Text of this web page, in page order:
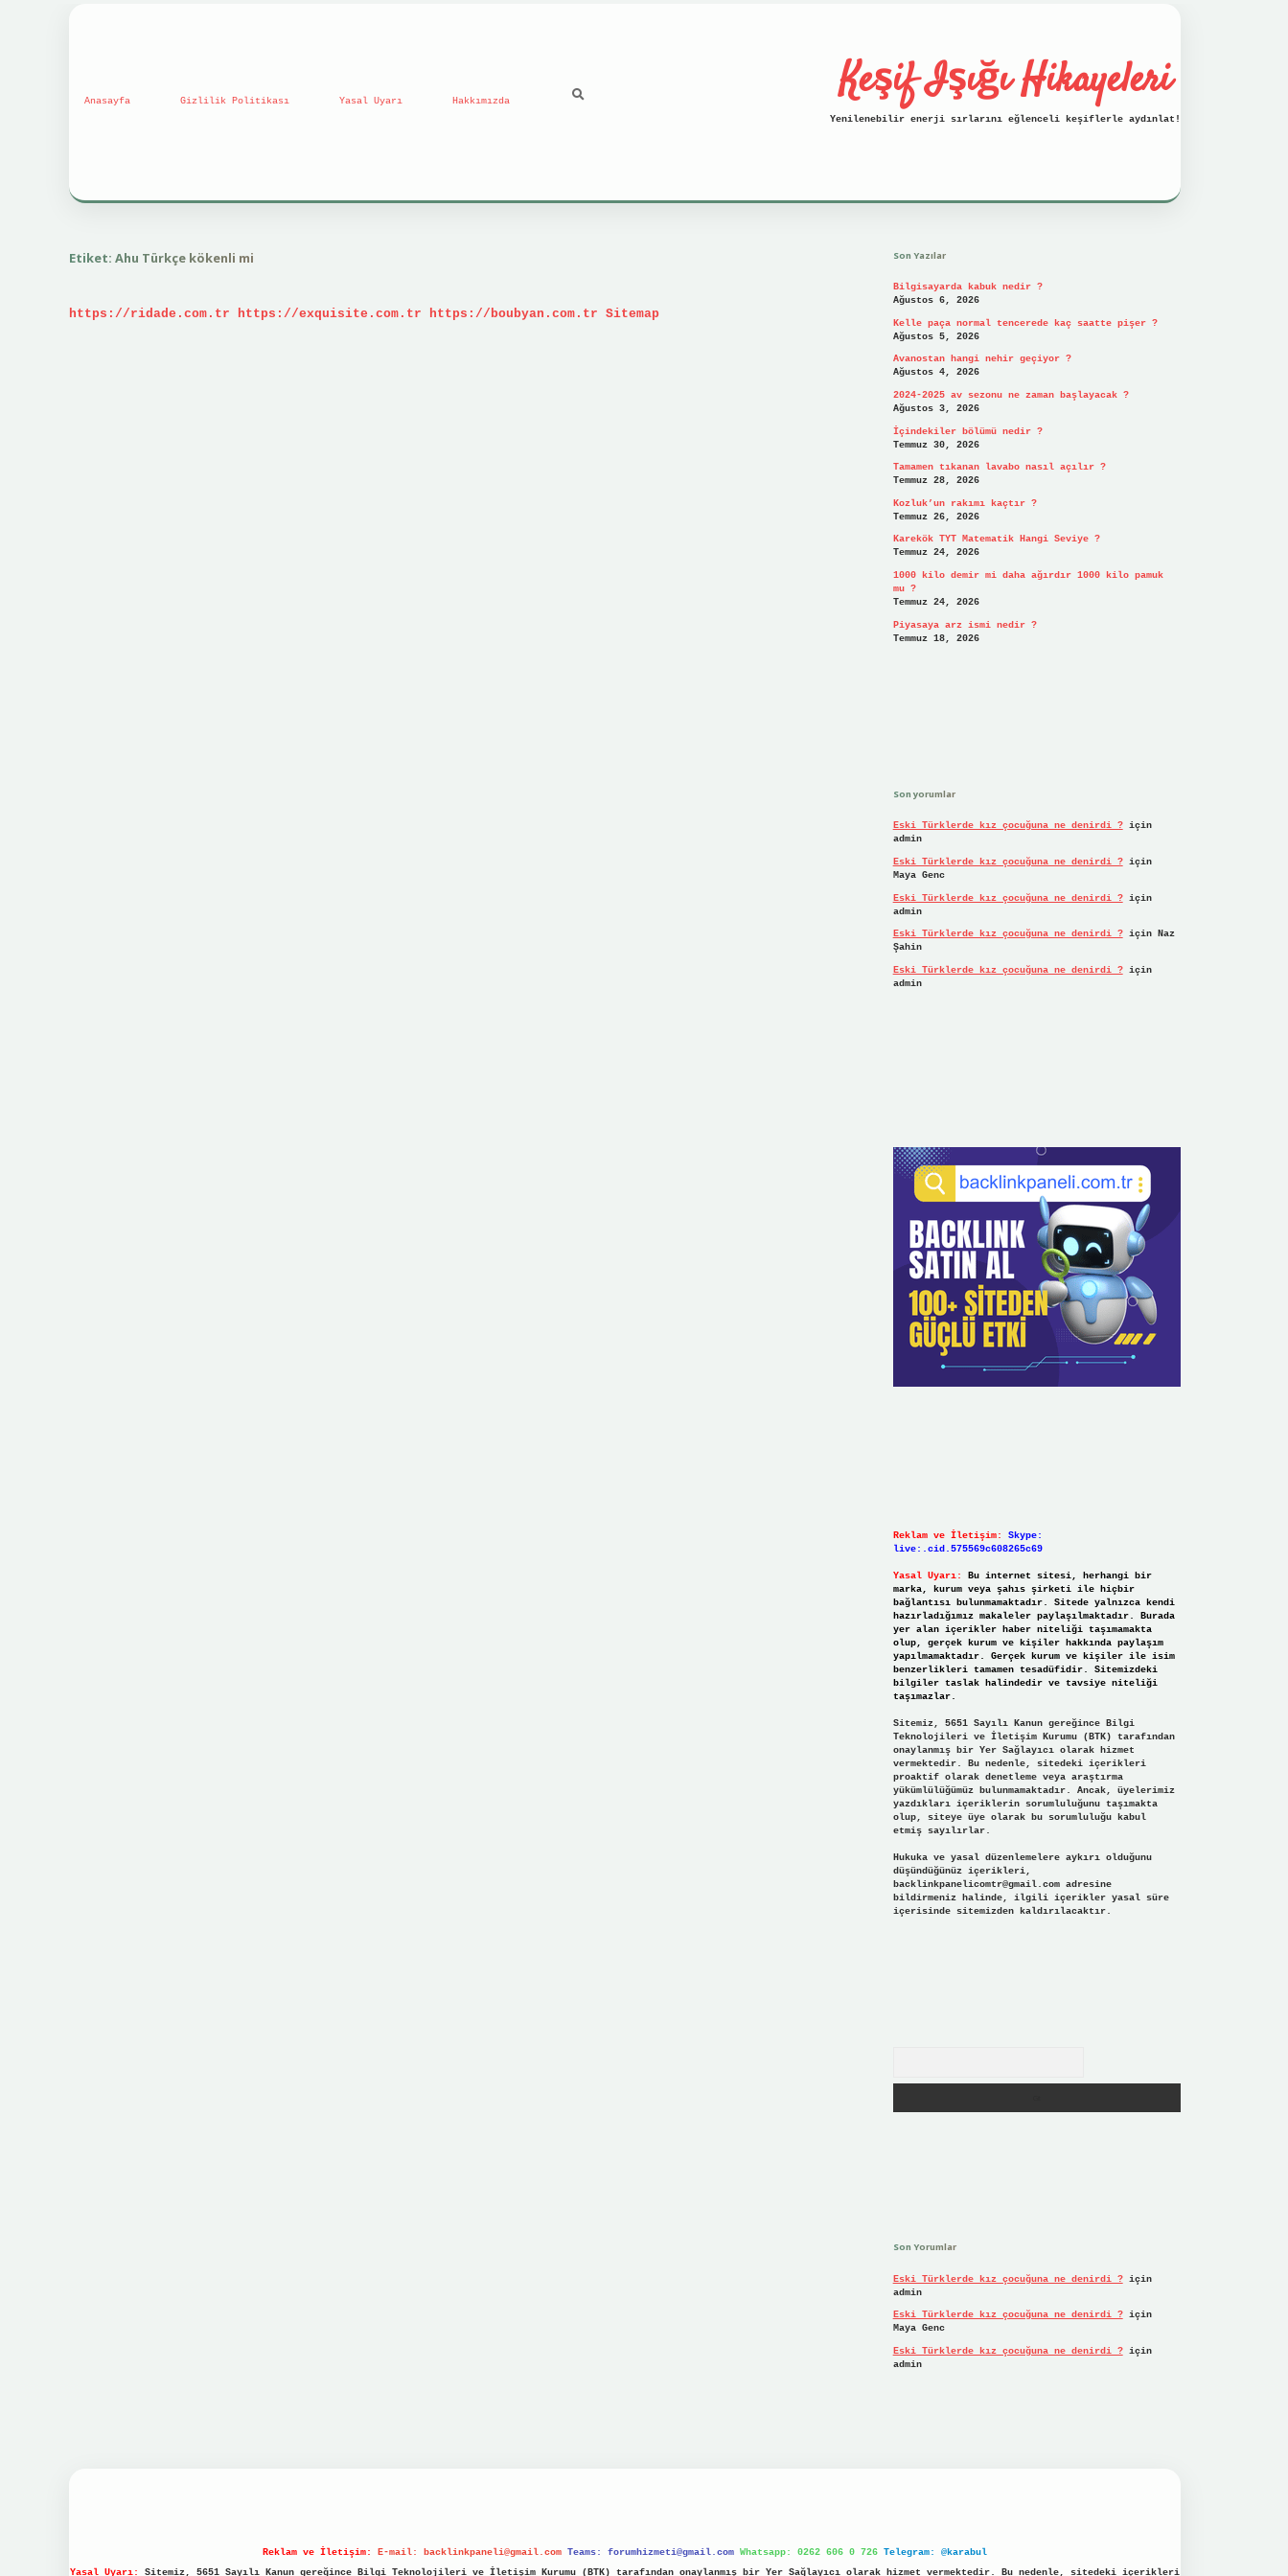
Anasayfa Gizlilik Politikası Yasal Uyarı Hakkımızda Keşif Işığı Hikayeleri
Yenilenebilir enerji sırlarını eğlenceli keşiflerle aydınlat!
Etiket: Ahu Türkçe kökenli mi
https://ridade.com.tr https://exquisite.com.tr https://boubyan.com.tr Sitemap
Son Yazılar
Bilgisayarda kabuk nedir ?
Ağustos 6, 2026
Kelle paça normal tencerede kaç saatte pişer ?
Ağustos 5, 2026
Avanostan hangi nehir geçiyor ?
Ağustos 4, 2026
2024-2025 av sezonu ne zaman başlayacak ?
Ağustos 3, 2026
İçindekiler bölümü nedir ?
Temmuz 30, 2026
Tamamen tıkanan lavabo nasıl açılır ?
Temmuz 28, 2026
Kozluk’un rakımı kaçtır ?
Temmuz 26, 2026
Karekök TYT Matematik Hangi Seviye ?
Temmuz 24, 2026
1000 kilo demir mi daha ağırdır 1000 kilo pamuk
mu ?
Temmuz 24, 2026
Piyasaya arz ismi nedir ?
Temmuz 18, 2026
Son yorumlar
Eski Türklerde kız çocuğuna ne denirdi ?için
admin
Eski Türklerde kız çocuğuna ne denirdi ?için
Maya Genc
Eski Türklerde kız çocuğuna ne denirdi ?için
admin
Eski Türklerde kız çocuğuna ne denirdi ?için Naz
Şahin
Eski Türklerde kız çocuğuna ne denirdi ?için
admin
Reklam ve İletişim:
Skype:
live:.cid.575569c608265c69
Yasal Uyarı:
Bu internet sitesi, herhangi bir
marka, kurum veya şahıs şirketi ile hiçbir
bağlantısı bulunmamaktadır. Sitede yalnızca kendi
hazırladığımız makaleler paylaşılmaktadır. Burada
yer alan içerikler haber niteliği taşımamakta
olup, gerçek kurum ve kişiler hakkında paylaşım
yapılmamaktadır. Gerçek kurum ve kişiler ile isim
benzerlikleri tamamen tesadüfidir. Sitemizdeki
bilgiler taslak halindedir ve tavsiye niteliği
taşımazlar.
Sitemiz, 5651 Sayılı Kanun gereğince Bilgi
Teknolojileri ve İletişim Kurumu (BTK) tarafından
onaylanmış bir Yer Sağlayıcı olarak hizmet
vermektedir. Bu nedenle, sitedeki içerikleri
proaktif olarak denetleme veya araştırma
yükümlülüğümüz bulunmamaktadır. Ancak, üyelerimiz
yazdıkları içeriklerin sorumluluğunu taşımakta
olup, siteye üye olarak bu sorumluluğu kabul
etmiş sayılırlar.
Hukuka ve yasal düzenlemelere aykırı olduğunu
düşündüğünüz içerikleri,
backlinkpanelicomtr@gmail.comadresine
bildirmeniz halinde, ilgili içerikler yasal süre
içerisinde sitemizden kaldırılacaktır.
Son Yorumlar
Eski Türklerde kız çocuğuna ne denirdi ?için
admin
Eski Türklerde kız çocuğuna ne denirdi ?için
Maya Genc
Eski Türklerde kız çocuğuna ne denirdi ?için
admin
Reklam ve İletişim: E-mail: backlinkpaneli@gmail.com Teams: forumhizmeti@gmail.com Whatsapp: 0262 606 0 726
Telegram: @karabul
Yasal Uyarı:
Sitemiz, 5651 Sayılı Kanun gereğince Bilgi Teknolojileri ve İletişim Kurumu (BTK) tarafından onaylanmış bir Yer Sağlayıcı olarak hizmet vermektedir. Bu nedenle, sitedeki içerikleri